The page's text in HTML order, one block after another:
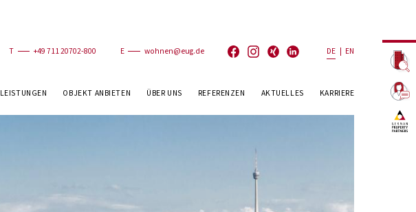
T +49 711 20702-800 E wohnen@eug.de DE EN
LEISTUNGEN OBJEKT ANBIETEN ÜBER UNS REFERENZEN AKTUELLES KARRIERE